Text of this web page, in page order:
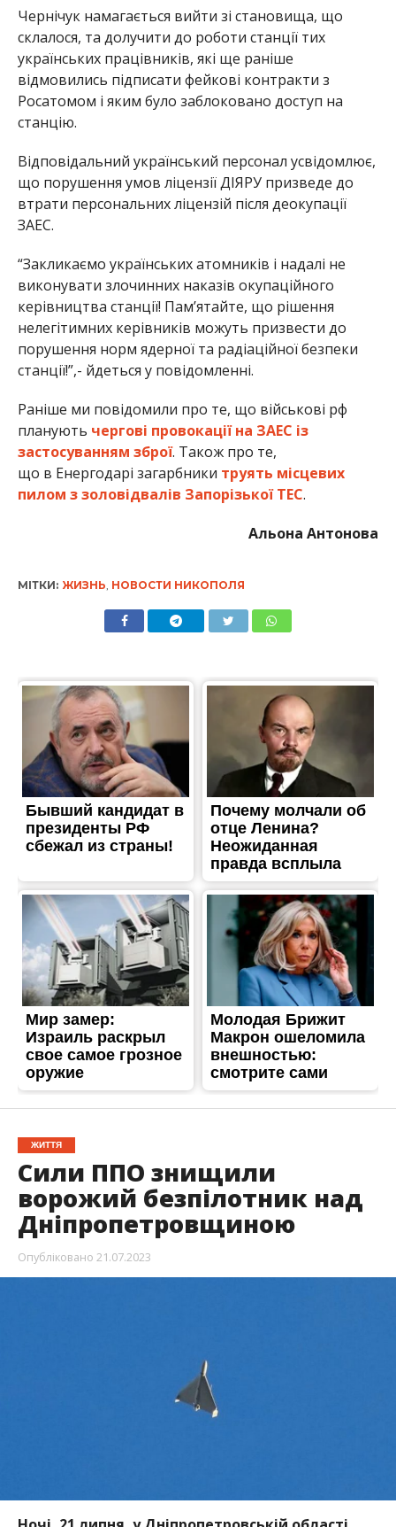
“Закликаємо українських атомників і надалі не
виконувати злочинних наказів окупаційного
керівництва станції! Пам’ятайте, що рішення
нелегітимних керівників можуть призвести до
порушення норм ядерної та радіаційної безпеки
станції!”,- йдеться у повідомленні.
Раніше ми повідомили про те, що військові рф
плануютьчергові провокації на ЗАЕС із
застосуванням зброї . Також про те,
що в Енергодарі загарбники
Альона Антонова
МІТКИ: ЖИЗНЬ,НОВОСТИ НИКОПОЛЯ
ЖИТТЯ
Cили ППО знищили
ворожий безпілотник над
Дніпропетровщиною
Опубліковано21.07.2023
Ночі, 21 липня, у Дніпропетровській області
Про це повідомляє Інформатор з посиланням
публікацію Сергія Лисака, голови
Дніпропетровської ОВА.